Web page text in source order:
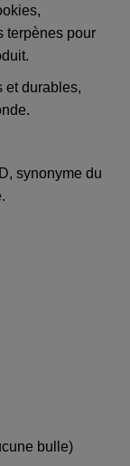
terpènes pour
et durables,
synonyme du
bulle)